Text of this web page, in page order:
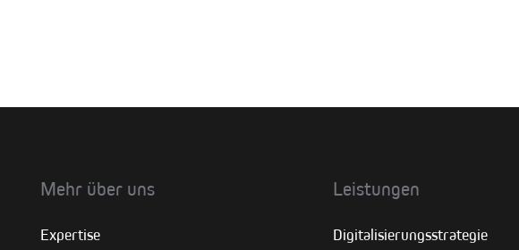
Mehr über uns
Expertise
Leistungen
Digitalisierungsstrategie